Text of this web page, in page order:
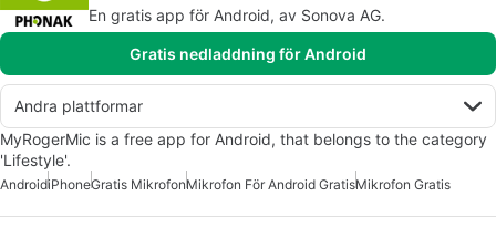
En gratis app för Android, av Sonova AG.
Gratis nedladdning för Android
Andra plattformar
MyRogerMic is a free app for Android, that belongs to the category
'Lifestyle'.
AndroidiPhoneGratis MikrofonMikrofon För Android GratisMikrofon Gratis